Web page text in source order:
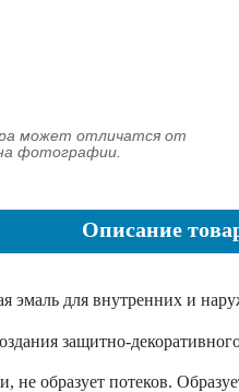
может отличатся от
фотографии.
Описание
эмаль для внутренних и
защитно-
не образует потеков.